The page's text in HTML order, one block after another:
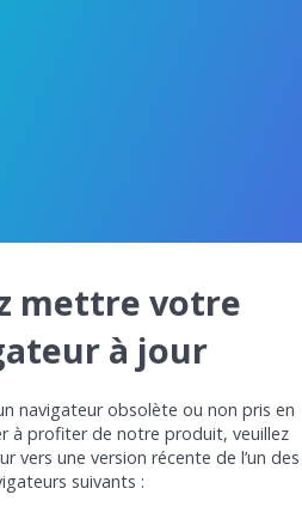
mettre votre
à jour
navigateur obsolète ou non pris en
à profiter de notre produit, veuillez
vers une version récente de l’un des
suivants :